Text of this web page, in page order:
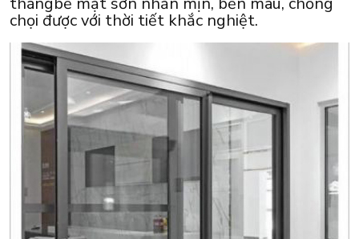
chọi được với thời tiết khắc nghiệt.